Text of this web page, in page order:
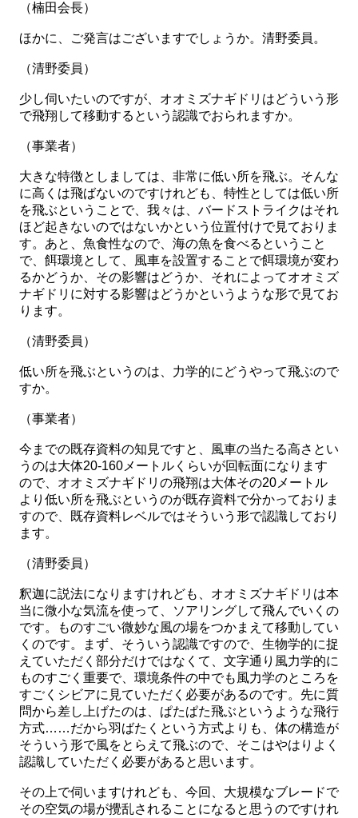
（楠田会長）
ほかに、ご発言はございますでしょうか。清野委員。
（清野委員）
少し伺いたいのですが、オオミズナギドリはどういう形
で飛翔して移動するという認識でおられますか。
（事業者）
大きな特徴としましては、非常に低い所を飛ぶ。そんな
に高くは飛ばないのですけれども、特性としては低い所
を飛ぶということで、我々は、バードストライクはそれ
ほど起きないのではないかという位置付けで見ておりま
す。あと、魚食性なので、海の魚を食べるということ
で、餌環境として、風車を設置することで餌環境が変わ
るかどうか、その影響はどうか、それによってオオミズ
ナギドリに対する影響はどうかというような形で見てお
ります。
（清野委員）
低い所を飛ぶというのは、力学的にどうやって飛ぶので
すか。
（事業者）
今までの既存資料の知見ですと、風車の当たる高さとい
うのは大体20-160メートルくらいが回転面になります
ので、オオミズナギドリの飛翔は大体その20メートル
より低い所を飛ぶというのが既存資料で分かっておりま
すので、既存資料レベルではそういう形で認識しており
ます。
（清野委員）
釈迦に説法になりますけれども、オオミズナギドリは本
当に微小な気流を使って、ソアリングして飛んでいくの
です。ものすごい微妙な風の場をつかまえて移動してい
くのです。まず、そういう認識ですので、生物学的に捉
えていただく部分だけではなくて、文字通り風力学的に
ものすごく重要で、環境条件の中でも風力学のところを
すごくシビアに見ていただく必要があるのです。先に質
問から差し上げたのは、ぱたぱた飛ぶというような飛行
方式……だから羽ばたくという方式よりも、体の構造が
そういう形で風をとらえて飛ぶので、そこはやはりよく
認識していただく必要があると思います。
その上で伺いますけれども、今回、大規模なブレードで
その空気の場が攪乱されることになると思うのですけれ